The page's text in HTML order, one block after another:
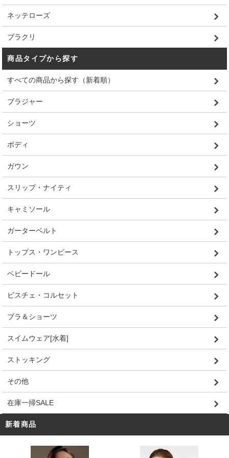
ネッテローズ
ブラクリ
商品タイプから探す
すべての商品から探す（新着順）
ブラジャー
ショーツ
ボディ
ガウン
スリップ・ナイティ
キャミソール
ガーターベルト
トップス・ワンピース
ベビードール
ビスチェ・コルセット
ブラ＆ショーツ
スイムウェア[水着]
ストッキング
その他
在庫一掃SALE
新着商品